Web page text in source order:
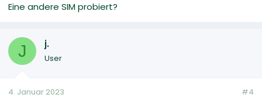
Eine andere SIM probiert?
J j.
User
4. Januar 2023 #4